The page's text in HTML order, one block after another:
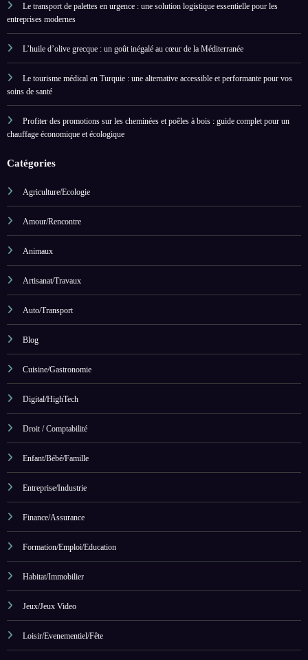
Le transport de palettes en urgence : une solution logistique essentielle pour les
entreprises modernes
L’huile d’olive grecque : un goût inégalé au cœur de la Méditerranée
Le tourisme médical en Turquie : une alternative accessible et performante pour vos
soins de santé
Profiter des promotions sur les cheminées et poêles à bois : guide complet pour un
chauffage économique et écologique
Catégories
Agriculture/Ecologie
Amour/Rencontre
Animaux
Artisanat/Travaux
Auto/Transport
Blog
Cuisine/Gastronomie
Digital/HighTech
Droit / Comptabilité
Enfant/Bébé/Famille
Entreprise/Industrie
Finance/Assurance
Formation/Emploi/Education
Habitat/Immobilier
Jeux/Jeux Video
Loisir/Evenementiel/Fête